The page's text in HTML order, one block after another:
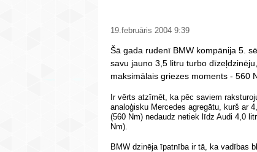
19.februāris 2004 9:39
Šā gada rudenī BMW kompānija 5.
savu jauno 3,5 litru turbo
maksimālais griezes moments - 560
Ir vērts atzīmēt, ka pēc saviem
analoģisku Mercedes agregātu, kurš ar
(560 Nm) nedaudz netiek līdz Audi 4,0
Nm).
BMW dzinēja īpatnība ir tā, ka vadības